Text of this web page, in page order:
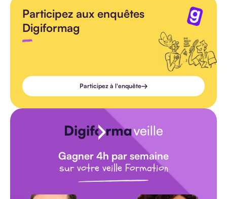
Participez aux enquêtes
Digiformag
Participez à l'enquête
Gagner 4h par semaine
sur votre veille Formation